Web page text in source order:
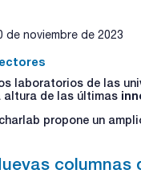
de noviembre de 2023
laboratorios de las
altura de las últimas
propone un
columnas